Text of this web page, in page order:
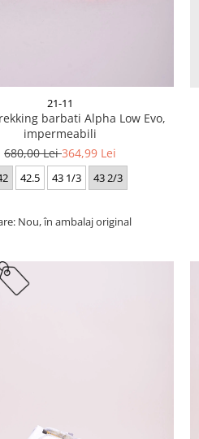
21-11
barbati Alpha Low Evo,
impermeabili
680,00 Lei364,99 Lei
42.5 43 1/3 43 2/3
Nou, în ambalaj original